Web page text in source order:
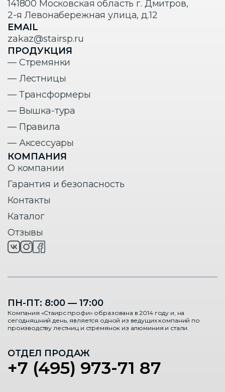
141800 Московская область г. Дмитров,
2-я Левонабережная улица, д.12
EMAIL
zakaz@stairsp.ru
ПРОДУКЦИЯ
— Стремянки
— Лестницы
— Трансформеры
— Вышка-тура
— Правила
— Аксессуары
КОМПАНИЯ
О компании
Гарантия и безопасность
Контакты
Каталог
Отзывы
ПН-ПТ: 8:00 — 17:00
Компания «Стаирс профи» образована в 2014 году и, на
сегодняшний день, является одной из ведущих компаний по
производству лестниц и стремянок из алюминия и стали.
ОТДЕЛ ПРОДАЖ
+7 (495) 973-71 87